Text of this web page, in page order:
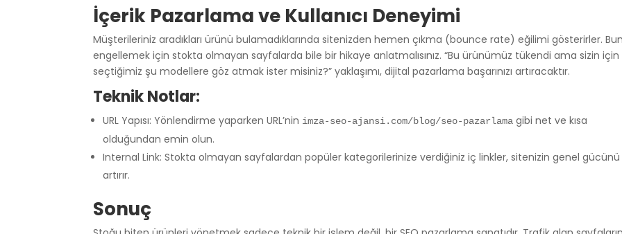
İçerik Pazarlama ve Kullanıcı Deneyimi
Müşterileriniz aradıkları ürünü bulamadıklarında sitenizden hemen çıkma (bounce rate) eğilimi gösterirler.
engellemek için stokta olmayan sayfalarda bile bir hikaye anlatmalısınız. “Bu ürünümüz tükendi ama sizin için
seçtiğimiz şu modellere göz atmak ister misiniz?” yaklaşımı, dijital pazarlama başarınızı artıracaktır.
Teknik Notlar:
URL Yapısı: Yönlendirme yaparken URL’nin imza-seo-ajansi.com/blog/seo-pazarlama gibi net ve kısa
olduğundan emin olun.
Internal Link: Stokta olmayan sayfalardan popüler kategorilerinize verdiğiniz iç linkler, sitenizin genel gücünü
artırır.
Sonuç